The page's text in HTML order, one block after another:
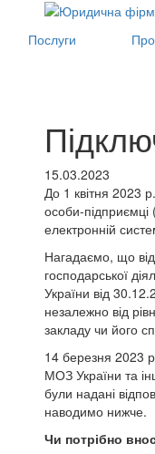
Послуги
15.03.2023
До 1 квітня 2023
особи-
електронній
Нагадаємо, що
господарської
України від
незалежно від
закладу чи його
14 березня 2023
МОЗ України та
були надані
наводимо нижче.
Чи потрібно